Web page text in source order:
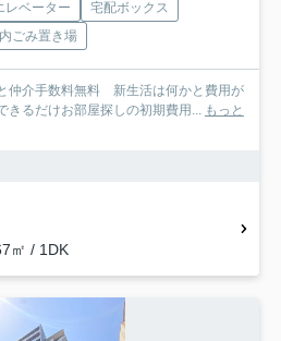
レベーター
宅配ボックス
ごみ置き場
仲介手数料無料 新生活は何かと費用が
きるだけお部屋探しの初期費用...
もっと
㎡ / 1DK